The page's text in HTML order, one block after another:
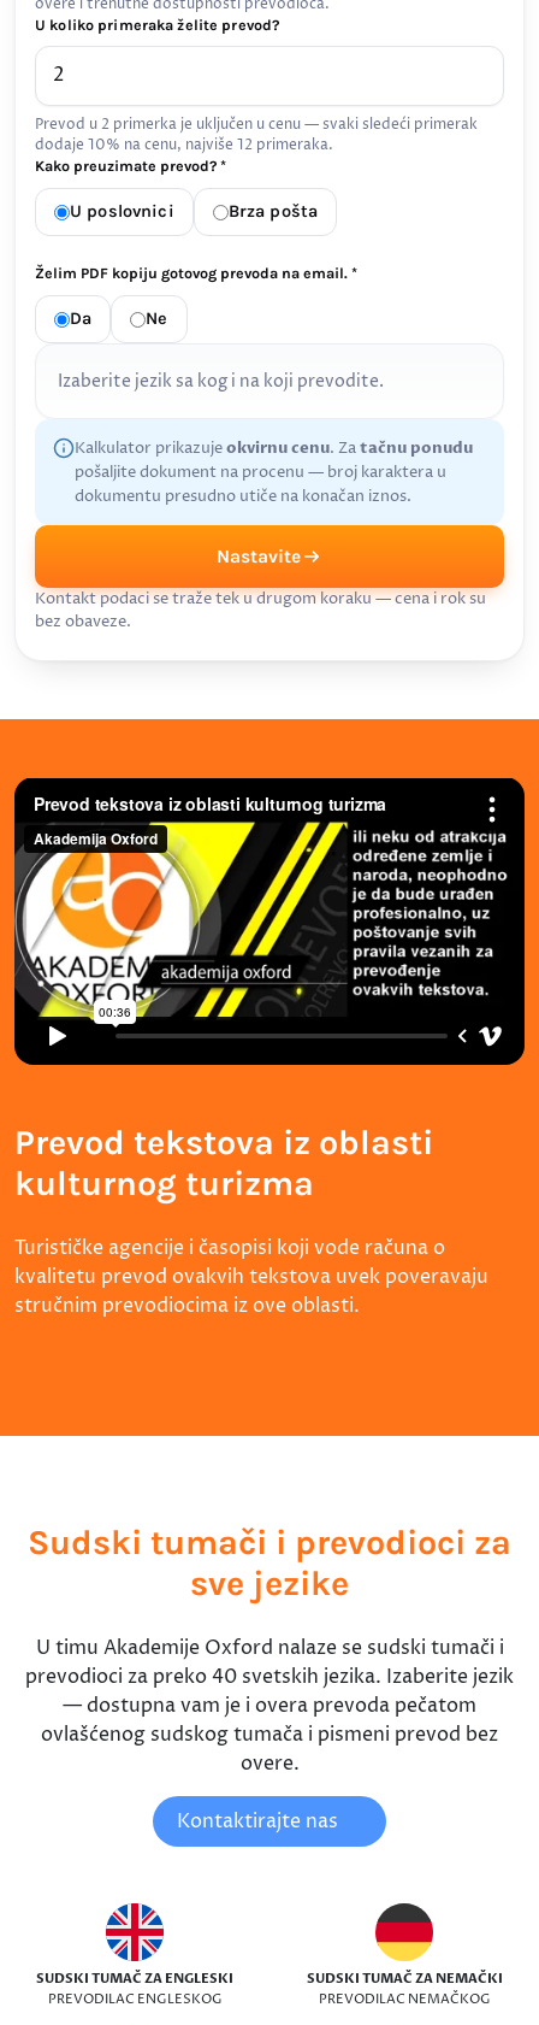
overe i trenutne dostupnosti prevodioca.
U koliko primeraka želite prevod?
Prevod u 2 primerka je uključen u cenu — svaki sledeći primerak
dodaje 10% na cenu, najviše 12 primeraka.
Kako preuzimate prevod? *
U poslovnici Brza pošta
Želim PDF kopiju gotovog prevoda na email. *
Da Ne
Izaberite jezik sa kog i na koji prevodite.
Kalkulator prikazujeokvirnu cenu. Zatačnu ponudu
pošaljite dokument na procenu — broj karaktera u
dokumentu presudno utiče na konačan iznos.
Nastavite
Kontakt podaci se traže tek u drugom koraku — cena i rok su
bez obaveze.
Prevod tekstova iz oblasti
kulturnog turizma
Turističke agencije i časopisi koji vode računa o
kvalitetu prevod ovakvih tekstova uvek poveravaju
stručnim prevodiocima iz ove oblasti.
Sudski tumači i prevodioci za
sve jezike
U timu Akademije Oxford nalaze se sudski tumači i
prevodioci za preko 40 svetskih jezika. Izaberite jezik
— dostupna vam je i overa prevoda pečatom
ovlašćenog sudskog tumača i pismeni prevod bez
overe.
Kontaktirajte nas
SUDSKI TUMAČ ZA ENGLESKI
PREVODILAC ENGLESKOG
SUDSKI TUMAČ ZA NEMAČKI
PREVODILAC NEMAČKOG